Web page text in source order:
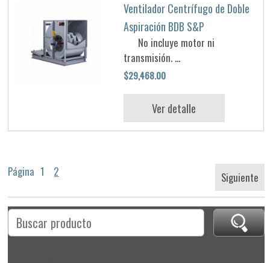
Ventilador Centrífugo de Doble
Aspiración BDB S&P
No incluye motor ni
transmisión. ...
$29,468.00
Ver detalle
Página 1 2 Siguiente